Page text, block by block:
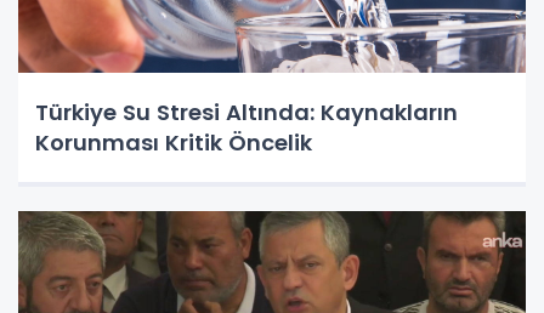
Türkiye Su Stresi Altında: Kaynakların
Korunması Kritik Öncelik